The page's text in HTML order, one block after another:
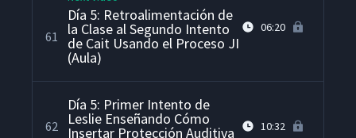
61
Día 5: Retroalimentación de
la Clase al Segundo Intento
de Cait Usando el Proceso JI
(Aula)
06:20
62
Día 5: Primer Intento de
Leslie Enseñando Cómo
Insertar Protección Auditiva 10:32